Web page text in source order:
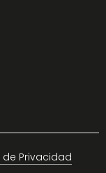
Privacidad